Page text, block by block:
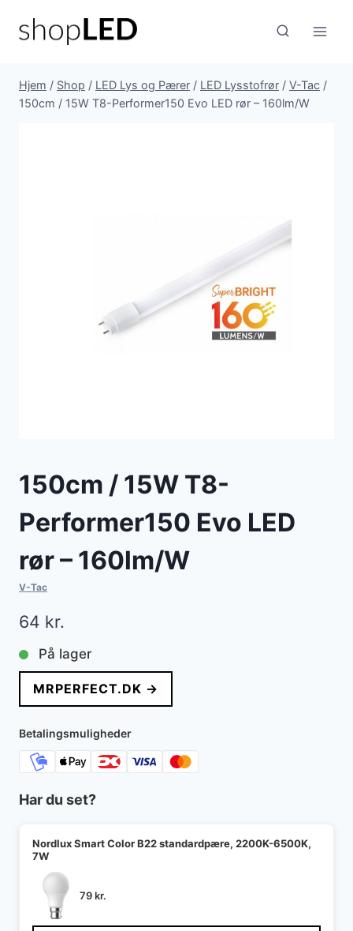
Hjem / Shop / LED Lys og Pærer / LED Lysstofrør / V-Tac /
150cm / 15W T8-Performer150 Evo LED rør – 160lm/W
150cm / 15W T8-
Performer150 Evo LED
rør – 160lm/W
V-Tac
64 kr.
På lager
MRPERFECT.DK →
Betalingsmuligheder
Har du set?
Nordlux Smart Color B22 standardpære, 2200K-6500K,
7W
79kr.